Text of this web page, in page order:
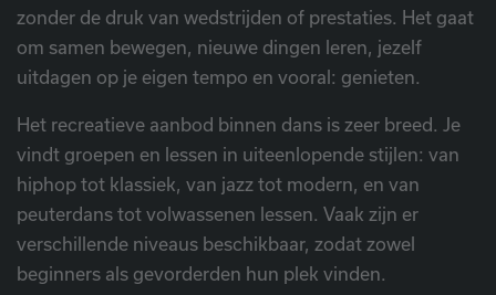
zonder de druk van wedstrijden of prestaties. Het gaat
om samen bewegen, nieuwe dingen leren, jezelf
uitdagen op je eigen tempo en vooral: genieten.
Het recreatieve aanbod binnen dans is zeer breed. Je
vindt groepen en lessen in uiteenlopende stijlen: van
hiphop tot klassiek, van jazz tot modern, en van
peuterdans tot volwassenen lessen. Vaak zijn er
verschillende niveaus beschikbaar, zodat zowel
beginners als gevorderden hun plek vinden.